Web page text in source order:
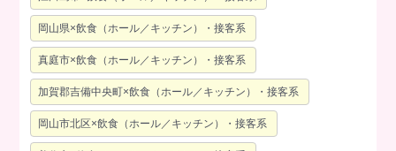
岡山県×飲食（ホール／キッチン）・接客系
真庭市×飲食（ホール／キッチン）・接客系
加賀郡吉備中央町×飲食（ホール／キッチン）・接客系
岡山市北区×飲食（ホール／キッチン）・接客系